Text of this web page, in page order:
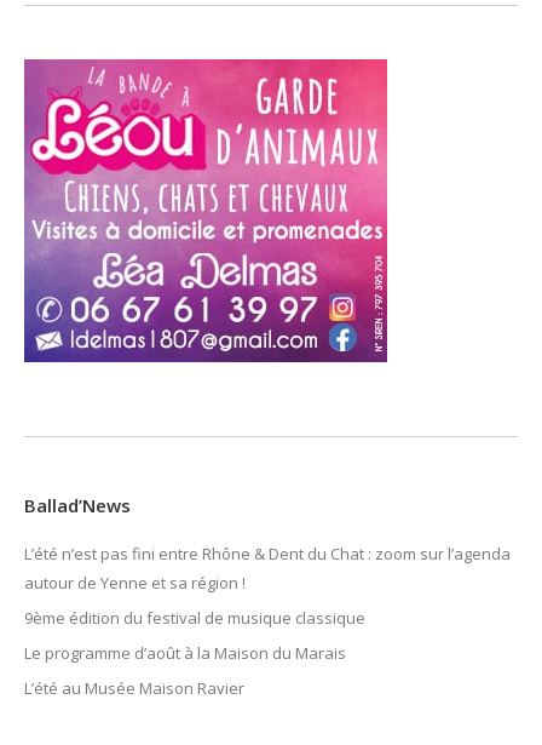
Ballad’News
L’été n’est pas fini entre Rhône & Dent du Chat : zoom sur l’agenda
autour de Yenne et sa région !
9ème édition du festival de musique classique
Le programme d’août à la Maison du Marais
L’été au Musée Maison Ravier